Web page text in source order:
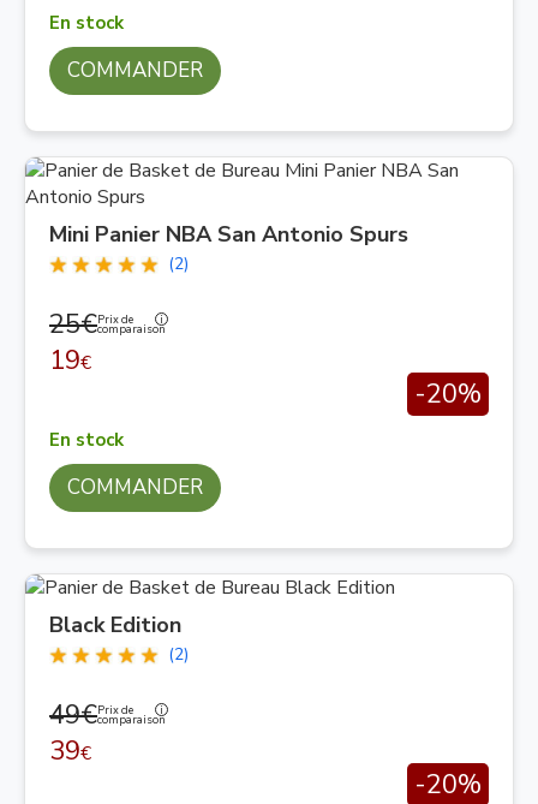
En stock
COMMANDER
Mini Panier NBA San Antonio Spurs
(2)
25€Prix de
comparaison
19€
-20%
En stock
COMMANDER
Black Edition
(2)
49€Prix de
comparaison
39€
-20%